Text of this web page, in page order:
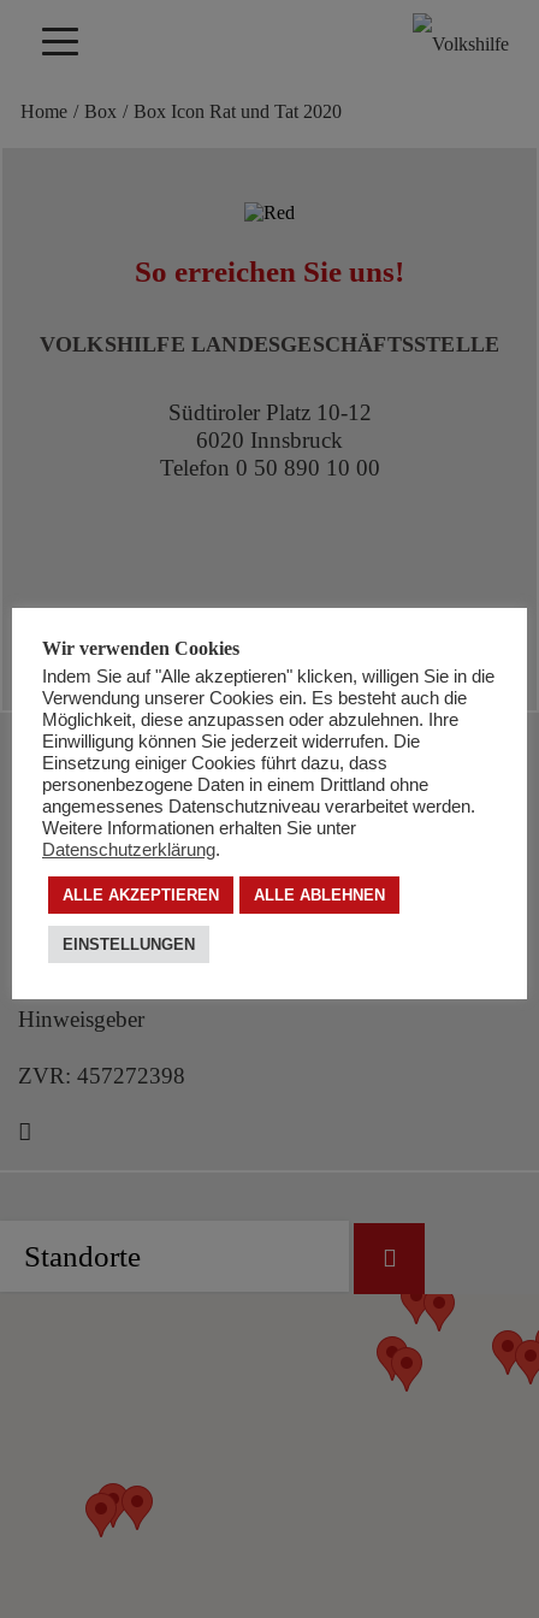
Home / Box / Box Icon Rat und Tat 2020
So erreichen Sie uns!
VOLKSHILFE LANDESGESCHÄFTSSTELLE
Südtiroler Platz 10-12
6020 Innsbruck
Telefon 0 50 890 10 00
KONTAKT
Volkshilfe Tirol
Südtiroler Platz 10-12
6020 Innsbruck
Tel:0 50 890 10 00
E-Mail:kontakt@volkshilfe.net
Hinweisgeber
ZVR: 457272398
Wir verwenden Cookies
Indem Sie auf "Alle akzeptieren" klicken, willigen Sie in die
Verwendung unserer Cookies ein. Es besteht auch die
Möglichkeit, diese anzupassen oder abzulehnen. Ihre
Einwilligung können Sie jederzeit widerrufen. Die
Einsetzung einiger Cookies führt dazu, dass
personenbezogene Daten in einem Drittland ohne
angemessenes Datenschutzniveau verarbeitet werden.
Weitere Informationen erhalten Sie unter
Datenschutzerklärung.
ALLE AKZEPTIEREN ALLE ABLEHNEN
EINSTELLUNGEN